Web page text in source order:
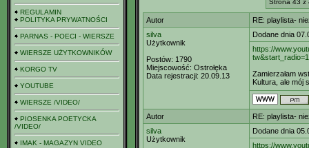
REGULAMIN
POLITYKA PRYWATNOŚCI
PARNAS - POECI - WIERSZE
WIERSZE UŻYTKOWNIKÓW
KORGO TV
YOUTUBE
WIERSZE /VIDEO/
PIOSENKA POETYCKA
/VIDEO/
IMAK - MAGAZYN VIDEO
Strona 43 z
Autor
RE: playlista-
silva
Użytkownik
Postów: 1790
Miejscowość: Ostrołęka
Data rejestracji: 20.09.13
Dodane dnia
https://
Zamierzałam
Kultura, ale mój
Autor
RE: playlista-
silva
Użytkownik
Dodane dnia
https://